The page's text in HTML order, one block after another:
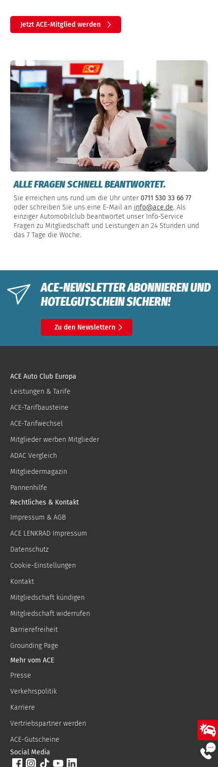
Jetzt ACE-Mitglied werden
ALLE FRAGEN SCHNELL BEANTWORTET.
Sie erreichen uns rund um die Uhr unter 0711 530 33 66 77
oder schreiben Sie uns eine E-Mail an info@ace.de. Als
einziger Automobilclub beantwortet unser Info-Service
Fragen zu Mitgliedschaft und Leistungen an 24 Stunden und
das 7 Tage die Woche.
ACE-NEWSLETTER ABONNIEREN UND
HOTELGUTSCHEIN SICHERN!
Zu den Newslettern
ACE Auto Club Europa
Leistungen & Tarife
ACE-Tarifbausteine
ACE-Tarifwechsel
Mitglieder werben Mitglieder
ADAC Vergleich
Mitgliedermagazin
Pannenhilfe
Rechtliches & Kontakt
Impressum & AGB
ACE LENKRAD Impressum
Datenschutz
Cookie-Einstellungen
Kontakt
Mitgliedschaft kündigen
Mitgliedschaft widerrufen
Barrierefreiheit
Grounding Page
Mehr vom ACE
Presse
Verkehrspolitik
Karriere
Vertriebspartner werden
ACE-Gutscheine
Social Media